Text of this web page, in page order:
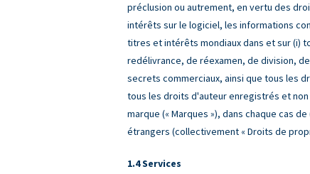
préclusion ou autrement, en vertu des
intérêts sur le logiciel, les informations
titres et intérêts mondiaux dans et sur (i)
redélivrance, de réexamen, de division,
secrets commerciaux, ainsi que tous les
tous les droits d'auteur enregistrés et
marque (« Marques »), dans chaque cas
étrangers (collectivement « Droits de
Services